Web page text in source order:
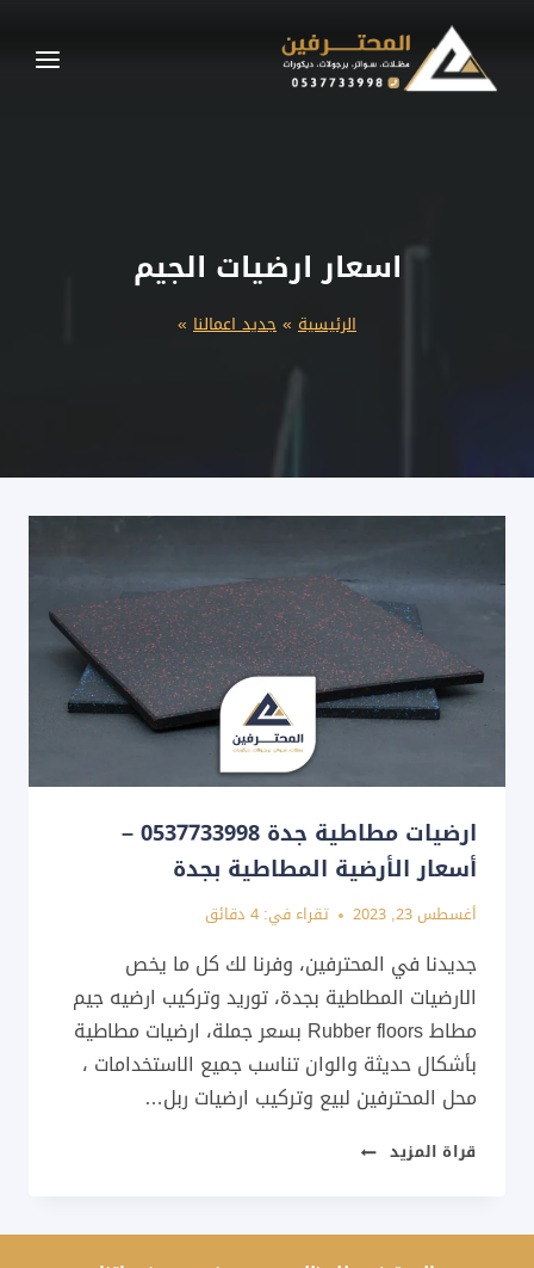
المحتوى
اسعار ارضيات الجيم
الرئيسية » جديد اعمالنا »
ارضيات مطاطية جدة 0537733998 –
أسعار الأرضية المطاطية بجدة
أغسطس 23, 2023 تقراء في: دقائق
جديدنا في المحترفين، وفرنا لك كل ما يخص
الارضيات المطاطية بجدة، توريد وتركيب ارضيه جيم
مطاط Rubber floors بسعر جملة، ارضيات مطاطية
بأشكال حديثة والوان تناسب جميع الاستخدامات ،
محل المحترفين لبيع وتركيب ارضيات ربل…
قراة المزيد ارضيات
0537733998